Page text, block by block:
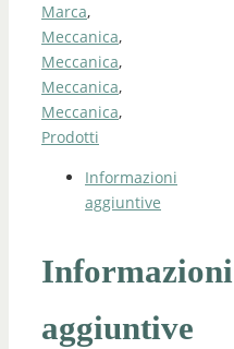
Marca,
Meccanica,
Meccanica,
Meccanica,
Meccanica,
Prodotti
Informazioni
aggiuntive
Informazioni
aggiuntive